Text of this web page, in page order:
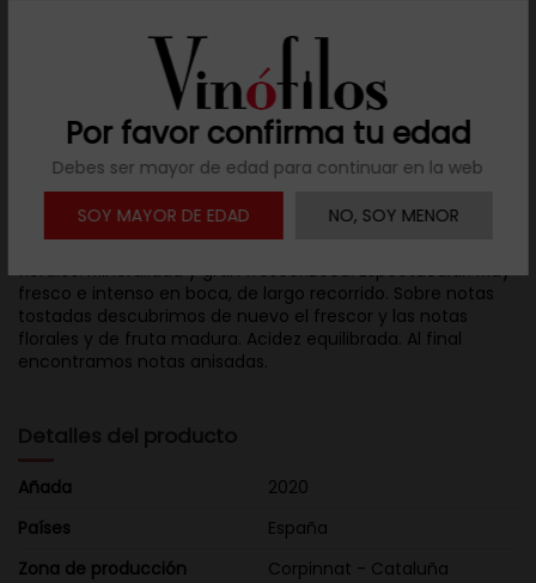
Por favor confirma tu edad
Debes ser mayor de edad para continuar en la web
SOY MAYOR DE EDAD
NO, SOY MENOR
 Descargar ficha
Descripción
Vista: Amarillo pálido, limpio y brillante, con reflejos dorados.
florales. Mineralidad y gran frescor.Boca: Espectacular. Muy
fresco e intenso en boca, de largo recorrido. Sobre notas
tostadas descubrimos de nuevo el frescor y las notas
florales y de fruta madura. Acidez equilibrada. Al final
encontramos notas anisadas.
Detalles del producto
Añada
2020
Países
España
Zona de producción
Corpinnat - Cataluña